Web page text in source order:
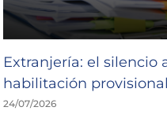
Extranjería: el
habilitación
24/07/2026